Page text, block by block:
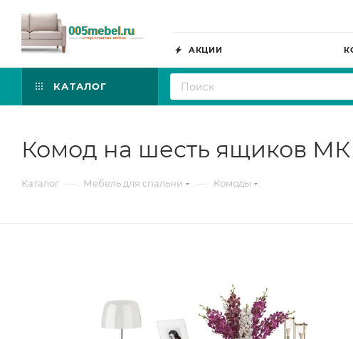
АКЦИИ
КАТАЛОГ
Комод на шесть ящиков МК
Каталог — Мебель для спальни — Комоды